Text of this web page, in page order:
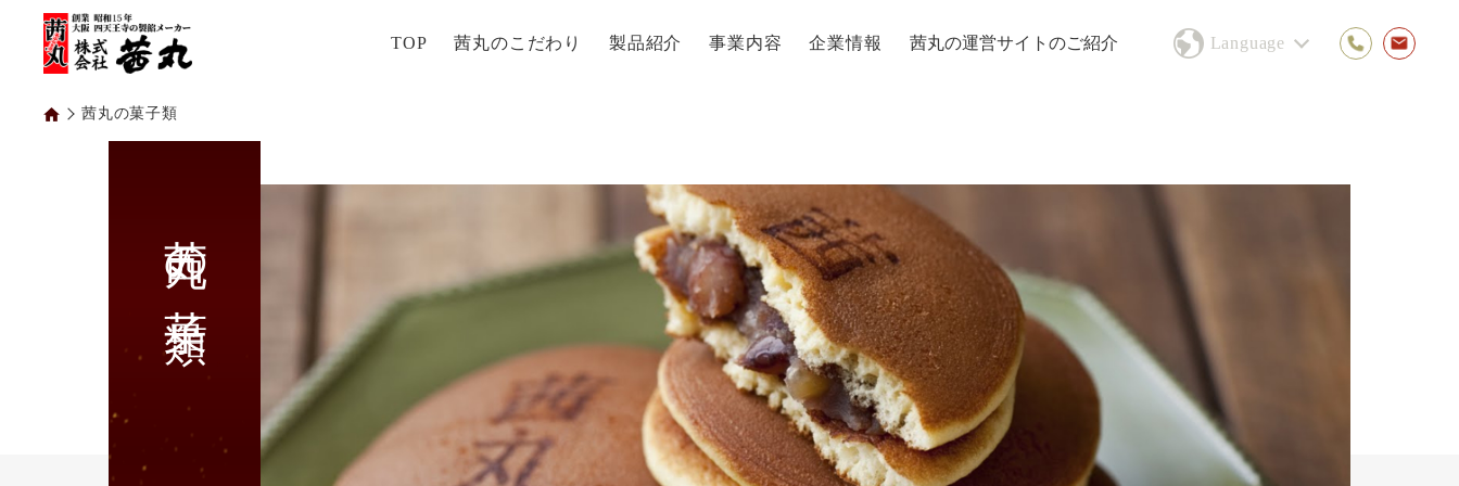
TOP 茜丸のこだわり 製品紹介 事業内容 企業情報 茜丸の運営サイトのご紹介 Language
茜丸の菓子類
茜丸の菓子類